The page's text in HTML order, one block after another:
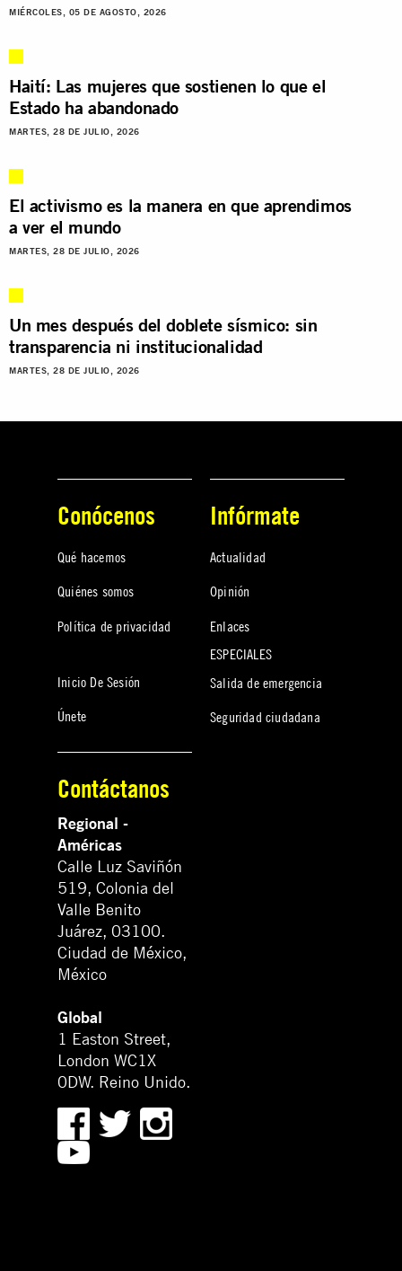
MIÉRCOLES, 05 DE AGOSTO, 2026
Haití: Las mujeres que sostienen lo que el
Estado ha abandonado
MARTES, 28 DE JULIO, 2026
El activismo es la manera en que aprendimos
a ver el mundo
MARTES, 28 DE JULIO, 2026
Un mes después del doblete sísmico: sin
transparencia ni institucionalidad
MARTES, 28 DE JULIO, 2026
Conócenos
Qué hacemos
Quiénes somos
Política de privacidad
Inicio De Sesión
Únete
Infórmate
Actualidad
Opinión
Enlaces
ESPECIALES
Salida de emergencia
Seguridad ciudadana
Contáctanos
Regional -
Américas
Calle Luz Saviñón
519, Colonia del
Valle Benito
Juárez, 03100.
Ciudad de México,
México
Global
1 Easton Street,
London WC1X
0DW. Reino Unido.